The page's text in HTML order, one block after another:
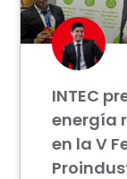
INTEC
energía
en la V